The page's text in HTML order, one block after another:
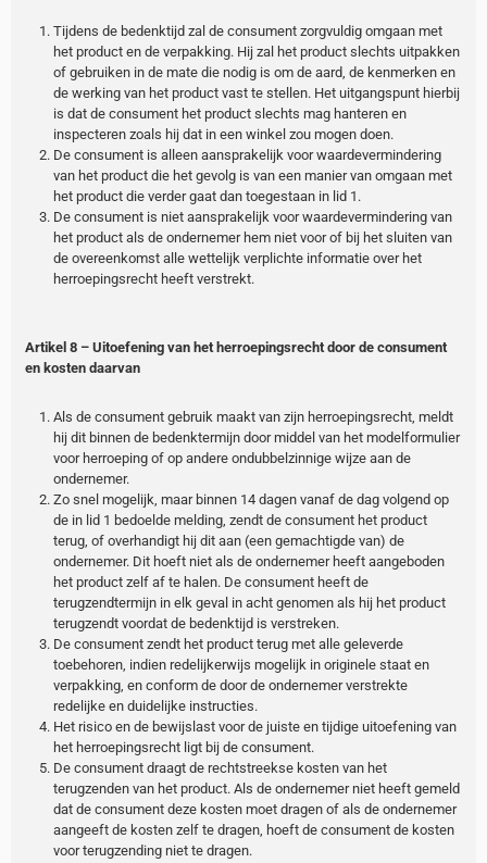
Tijdens de bedenktijd zal de consument zorgvuldig omgaan met
het product en de verpakking. Hij zal het product slechts uitpakken
of gebruiken in de mate die nodig is om de aard, de kenmerken en
de werking van het product vast te stellen. Het uitgangspunt hierbij
is dat de consument het product slechts mag hanteren en
inspecteren zoals hij dat in een winkel zou mogen doen.
De consument is alleen aansprakelijk voor waardevermindering
van het product die het gevolg is van een manier van omgaan met
het product die verder gaat dan toegestaan in lid 1.
De consument is niet aansprakelijk voor waardevermindering van
het product als de ondernemer hem niet voor of bij het sluiten van
de overeenkomst alle wettelijk verplichte informatie over het
herroepingsrecht heeft verstrekt.
Artikel 8 – Uitoefening van het herroepingsrecht door de consument
en kosten daarvan
Als de consument gebruik maakt van zijn herroepingsrecht, meldt
hij dit binnen de bedenktermijn door middel van het modelformulier
voor herroeping of op andere ondubbelzinnige wijze aan de
ondernemer.
Zo snel mogelijk, maar binnen 14 dagen vanaf de dag volgend op
de in lid 1 bedoelde melding, zendt de consument het product
terug, of overhandigt hij dit aan (een gemachtigde van) de
ondernemer. Dit hoeft niet als de ondernemer heeft aangeboden
het product zelf af te halen. De consument heeft de
terugzendtermijn in elk geval in acht genomen als hij het product
terugzendt voordat de bedenktijd is verstreken.
De consument zendt het product terug met alle geleverde
toebehoren, indien redelijkerwijs mogelijk in originele staat en
verpakking, en conform de door de ondernemer verstrekte
redelijke en duidelijke instructies.
Het risico en de bewijslast voor de juiste en tijdige uitoefening van
het herroepingsrecht ligt bij de consument.
De consument draagt de rechtstreekse kosten van het
terugzenden van het product. Als de ondernemer niet heeft gemeld
dat de consument deze kosten moet dragen of als de ondernemer
aangeeft de kosten zelf te dragen, hoeft de consument de kosten
voor terugzending niet te dragen.